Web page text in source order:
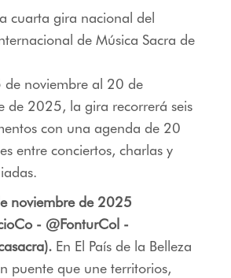
cuarta gira nacional del
de Música Sacra de
de noviembre al 20 de
de 2025, la gira recorrerá seis
con una agenda de 20
entre conciertos, charlas y
noviembre de 2025
- @FonturCol -
En El País de la Belleza
puente que une territorios,